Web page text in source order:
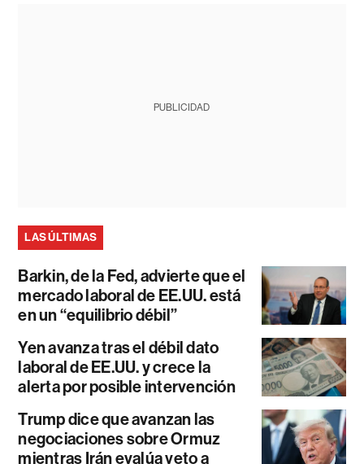
PUBLICIDAD
LAS ÚLTIMAS
Barkin, de la Fed, advierte que el
mercado laboral de EE.UU. está
en un “equilibrio débil”
Yen avanza tras el débil dato
laboral de EE.UU. y crece la
alerta por posible intervención
Trump dice que avanzan las
negociaciones sobre Ormuz
mientras Irán evalúa veto a